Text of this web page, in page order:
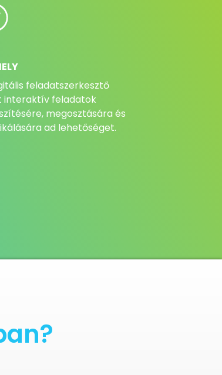
feladatszerkesztő
interaktív feladatok
megosztására és
ad lehetőséget.